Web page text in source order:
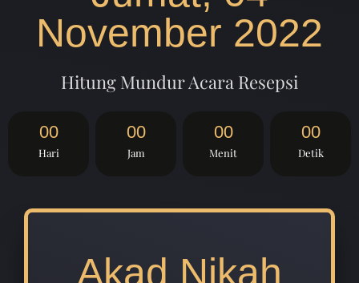
November 2022
Hitung Mundur Acara Resepsi
00
Hari
00
Jam
00
Menit
00
Detik
Akad Nikah